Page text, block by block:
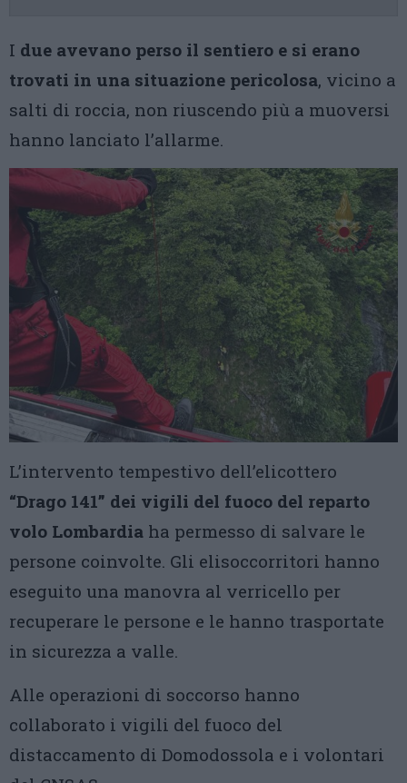
I due avevano perso il sentiero e si erano
trovati in una situazione pericolosa, vicino a
salti di roccia, non riuscendo più a muoversi
hanno lanciato l’allarme.
L’intervento tempestivo dell’elicottero
“Drago 141” dei vigili del fuoco del reparto
volo Lombardia ha permesso di salvare le
persone coinvolte. Gli elisoccorritori hanno
eseguito una manovra al verricello per
recuperare le persone e le hanno trasportate
in sicurezza a valle.
Alle operazioni di soccorso hanno
collaborato i vigili del fuoco del
distaccamento di Domodossola e i volontari